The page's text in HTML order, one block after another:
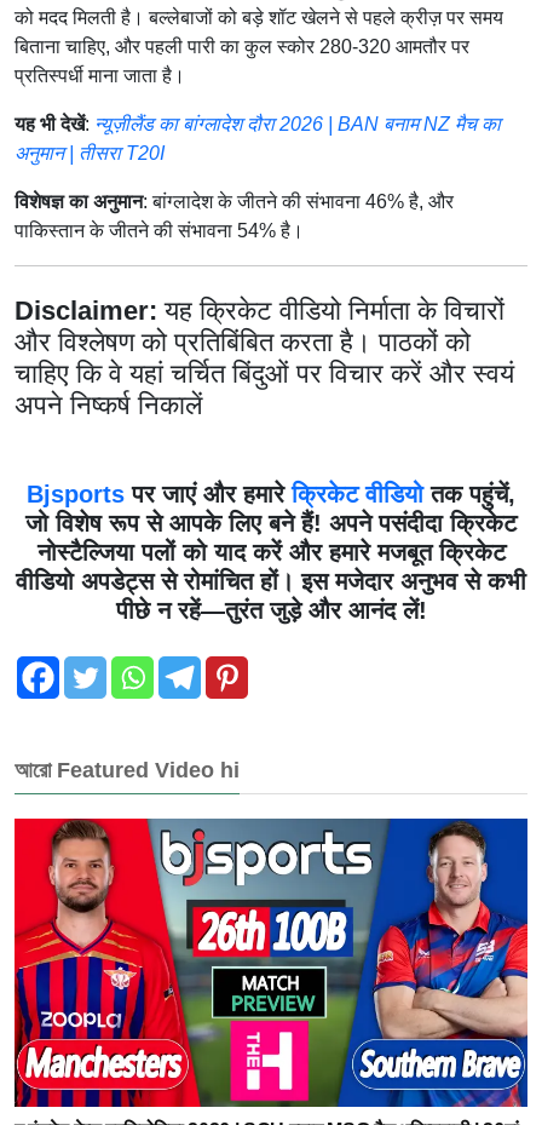
को मदद मिलती है। बल्लेबाजों को बड़े शॉट खेलने से पहले क्रीज़ पर समय
बिताना चाहिए, और पहली पारी का कुल स्कोर 280-320 आमतौर पर
प्रतिस्पर्धी माना जाता है।
यह भी देखें: न्यूज़ीलैंड का बांग्लादेश दौरा 2026 | BAN बनाम NZ मैच का
अनुमान | तीसरा T20I
विशेषज्ञ का अनुमान: बांग्लादेश के जीतने की संभावना 46% है, और
पाकिस्तान के जीतने की संभावना 54% है।
Disclaimer:यह क्रिकेट वीडियो निर्माता के विचारों
और विश्लेषण को प्रतिबिंबित करता है। पाठकों को
चाहिए कि वे यहां चर्चित बिंदुओं पर विचार करें और स्वयं
अपने निष्कर्ष निकालें
Bjsports पर जाएं और हमारेक्रिकेट वीडियोतक पहुंचें,
जो विशेष रूप से आपके लिए बने हैं! अपने पसंदीदा क्रिकेट
नोस्टैल्जिया पलों को याद करें और हमारे मजबूत क्रिकेट
वीडियो अपडेट्स से रोमांचित हों। इस मजेदार अनुभव से कभी
पीछे न रहें—तुरंत जुड़े और आनंद लें!
আরো Featured Video hi